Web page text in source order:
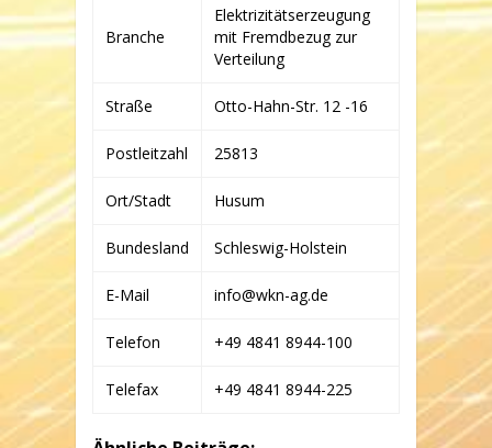
GMBH
&
CO.
WINDENERGIEFONDS
Branche
Elektrizitätserzeugung
mit Fremdbezug zur
Verteilung
Straße Otto-Hahn-Str. 12 -16
Postleitzahl 25813
Ort/Stadt Husum
Bundesland Schleswig-Holstein
E-Mail info@wkn-ag.de
Telefon +49 4841 8944-100
Telefax +49 4841 8944-225